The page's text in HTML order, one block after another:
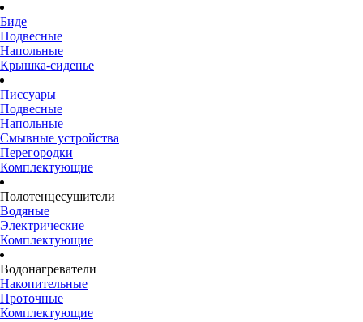
Биде
Подвесные
Напольные
Крышка-сиденье
Писсуары
Подвесные
Напольные
Смывные устройства
Перегородки
Комплектующие
Полотенцесушители
Водяные
Электрические
Комплектующие
Водонагреватели
Накопительные
Проточные
Комплектующие